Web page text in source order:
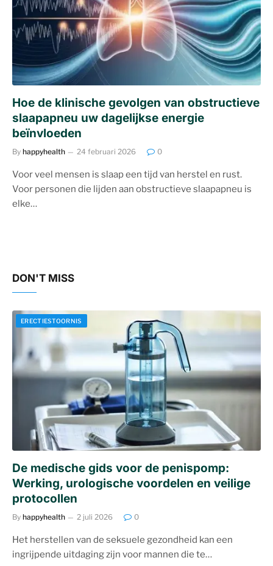
Hoe de klinische gevolgen van obstructieve
slaapapneu uw dagelijkse energie
beïnvloeden
By happyhealth 24 februari 2026 0
Voor veel mensen is slaap een tijd van herstel en rust.
Voor personen die lijden aan obstructieve slaapapneu is
elke…
DON'T MISS
ERECTIESTOORNIS
De medische gids voor de penispomp:
Werking, urologische voordelen en veilige
protocollen
By happyhealth 2 juli 2026 0
Het herstellen van de seksuele gezondheid kan een
ingrijpende uitdaging zijn voor mannen die te…